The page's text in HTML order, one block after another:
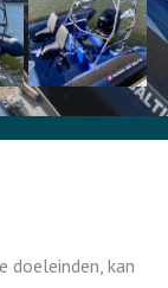
doeleinden, kan